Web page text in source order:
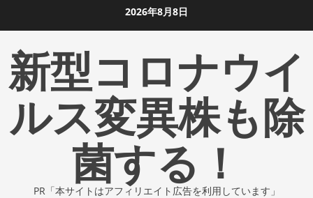
ン
ツ
2026年8月8日
新型コロナウイ
ルス変異株も除
菌する！
PR「本サイトはアフィリエイト広告を利用しています」